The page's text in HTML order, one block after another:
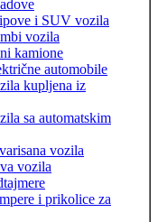
i SUV vozila
vozila
kamione
automobile
kupljena iz
sa automatskim
vozila
vozila
i prikolice za